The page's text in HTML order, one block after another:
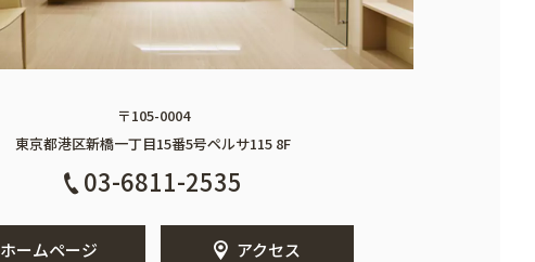
〒105-0004
東京都港区新橋一丁目15番5号ペルサ115 8F
03-6811-2535
ホームページ アクセス